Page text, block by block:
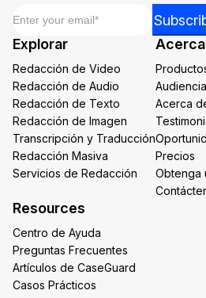
Email
Explorar
Redacción de Video
Redacción de Audio
Redacción de Texto
Redacción de Imagen
Transcripción y Traducción
Redacción Masiva
Servicios de Redacción
Audiencia
Acerca
Precios
Obtenga
Resources
Centro de Ayuda
Preguntas Frecuentes
Artículos de CaseGuard
Casos Prácticos